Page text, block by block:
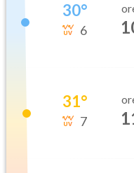
30°
6
31°
7